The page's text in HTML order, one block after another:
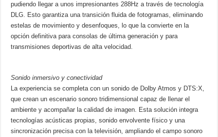
pudiendo llegar a unos impresionantes 288Hz a través de tecnología
DLG. Esto garantiza una transición fluida de fotogramas, eliminando
estelas de movimiento y desenfoques, lo que la convierte en la
opción definitiva para consolas de última generación y para
transmisiones deportivas de alta velocidad.
Sonido inmersivo y conectividad
La experiencia se completa con un sonido de Dolby Atmos y DTS:X,
que crean un escenario sonoro tridimensional capaz de llenar el
ambiente y acompañar la calidad de imagen. Esta solución integra
tecnologías acústicas propias, sonido envolvente físico y una
sincronización precisa con la televisión, ampliando el campo sonoro